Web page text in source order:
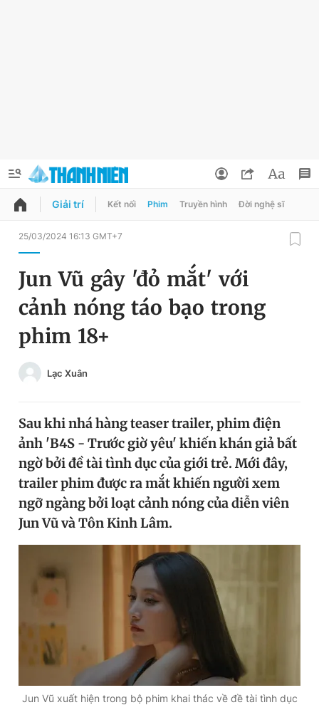
QUẢNG CÁO
Chuyên mục
Chuyên mục khác
Chào ngày mới
Video Magazine
Sản phẩm khác
Thông tin tòa soạn Liên hệ quảng cáo
Đọc Thanh Niên trên điện thoại
Đổi mật khẩu
Tin đã lưu
Giải trí Kết nối Phim Truyền hình Đời nghệ sĩ
25/03/2024 16:13 GMT+7
Jun Vũ gây 'đỏ mắt' với
cảnh nóng táo bạo trong
phim 18+
Lạc Xuân
Sau khi nhá hàng teaser trailer, phim điện
ảnh 'B4S - Trước giờ yêu' khiến khán giả bất
ngờ bởi đề tài tình dục của giới trẻ. Mới đây,
trailer phim được ra mắt khiến người xem
ngỡ ngàng bởi loạt cảnh nóng của diễn viên
Jun Vũ và Tôn Kinh Lâm.
Jun Vũ xuất hiện trong bộ phim khai thác về đề tài tình dục